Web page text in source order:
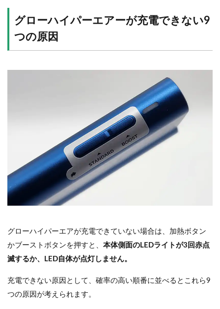
グローハイパーエアーが充電できない9
つの原因
グローハイパーエアが充電できていない場合は、加熱ボタン
かブーストボタンを押すと、 本体側面のLEDライトが3回赤点
滅するか、LED自体が点灯しません。
充電できない原因として、確率の高い順番に並べるとこれら9
つの原因が考えられます。